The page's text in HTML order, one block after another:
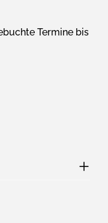
Termine bis